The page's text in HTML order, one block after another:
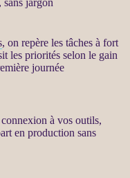
, on repère les tâches à fort
les priorités selon le gain
journée
à vos outils,
en production sans